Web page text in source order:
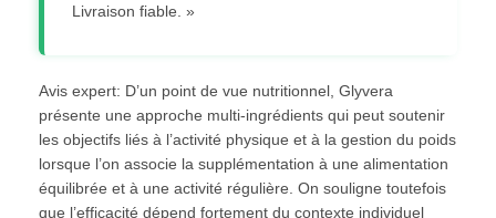
Livraison fiable. »
Avis expert: D’un point de vue nutritionnel, Glyvera
présente une approche multi-ingrédients qui peut soutenir
les objectifs liés à l’activité physique et à la gestion du poids
lorsque l’on associe la supplémentation à une alimentation
équilibrée et à une activité régulière. On souligne toutefois
que l’efficacité dépend fortement du contexte individuel